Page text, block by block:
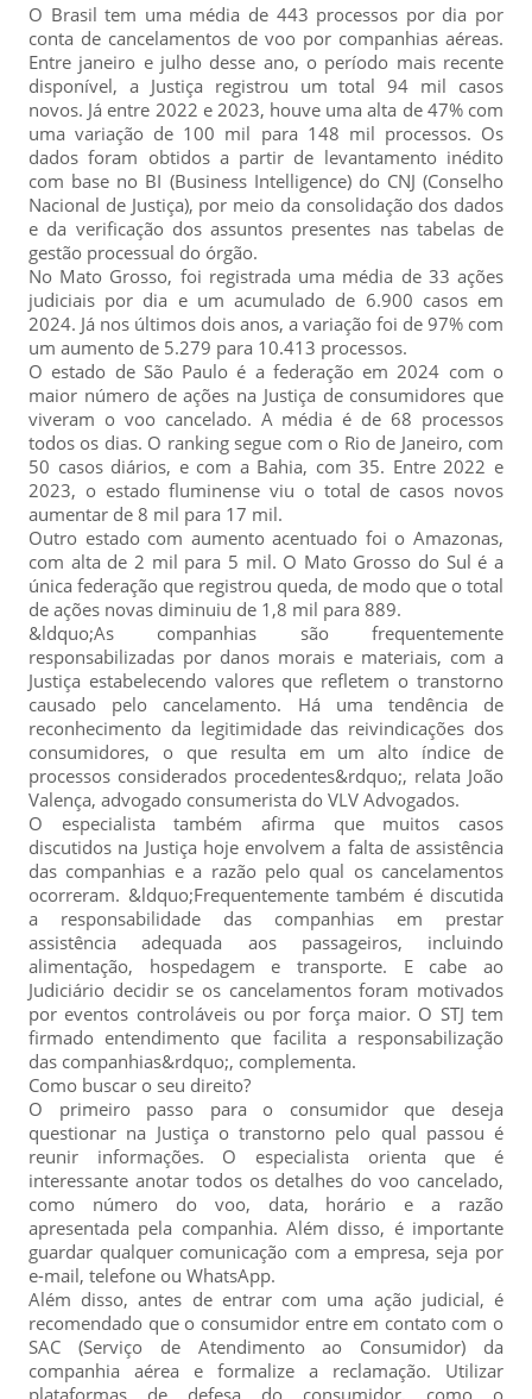
O Brasil tem uma média de 443 processos por dia por
conta de cancelamentos de voo por companhias aéreas.
Entre janeiro e julho desse ano, o período mais recente
disponível, a Justiça registrou um total 94 mil casos
novos. Já entre 2022 e 2023, houve uma alta de 47% com
uma variação de 100 mil para 148 mil processos. Os
dados foram obtidos a partir de levantamento inédito
com base no BI (Business Intelligence) do CNJ (Conselho
Nacional de Justiça), por meio da consolidação dos dados
e da verificação dos assuntos presentes nas tabelas de
gestão processual do órgão.
No Mato Grosso, foi registrada uma média de 33 ações
judiciais por dia e um acumulado de 6.900 casos em
2024. Já nos últimos dois anos, a variação foi de 97% com
um aumento de 5.279 para 10.413 processos.
O estado de São Paulo é a federação em 2024 com o
maior número de ações na Justiça de consumidores que
viveram o voo cancelado. A média é de 68 processos
todos os dias. O ranking segue com o Rio de Janeiro, com
50 casos diários, e com a Bahia, com 35. Entre 2022 e
2023, o estado fluminense viu o total de casos novos
aumentar de 8 mil para 17 mil.
Outro estado com aumento acentuado foi o Amazonas,
com alta de 2 mil para 5 mil. O Mato Grosso do Sul é a
única federação que registrou queda, de modo que o total
de ações novas diminuiu de 1,8 mil para 889.
&ldquo;As companhias são frequentemente
responsabilizadas por danos morais e materiais, com a
Justiça estabelecendo valores que refletem o transtorno
causado pelo cancelamento. Há uma tendência de
reconhecimento da legitimidade das reivindicações dos
consumidores, o que resulta em um alto índice de
processos considerados procedentes&rdquo;, relata João
Valença, advogado consumerista do VLV Advogados.
O especialista também afirma que muitos casos
discutidos na Justiça hoje envolvem a falta de assistência
das companhias e a razão pelo qual os cancelamentos
ocorreram. &ldquo;Frequentemente também é discutida
a responsabilidade das companhias em prestar
assistência adequada aos passageiros, incluindo
alimentação, hospedagem e transporte. E cabe ao
Judiciário decidir se os cancelamentos foram motivados
por eventos controláveis ou por força maior. O STJ tem
firmado entendimento que facilita a responsabilização
das companhias&rdquo;, complementa.
Como buscar o seu direito?
O primeiro passo para o consumidor que deseja
questionar na Justiça o transtorno pelo qual passou é
reunir informações. O especialista orienta que é
interessante anotar todos os detalhes do voo cancelado,
como número do voo, data, horário e a razão
apresentada pela companhia. Além disso, é importante
guardar qualquer comunicação com a empresa, seja por
e-mail, telefone ou WhatsApp.
Além disso, antes de entrar com uma ação judicial, é
recomendado que o consumidor entre em contato com o
SAC (Serviço de Atendimento ao Consumidor) da
companhia aérea e formalize a reclamação. Utilizar
plataformas de defesa do consumidor, como o